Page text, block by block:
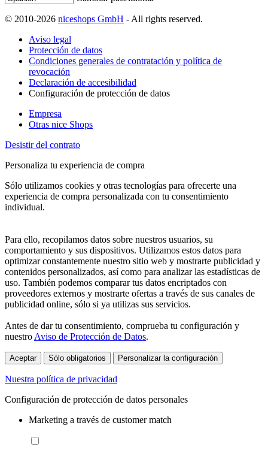
© 2010-2026 niceshops GmbH - All rights reserved.
Aviso legal
Protección de datos
Condiciones generales de contratación y política de
revocación
Declaración de accesibilidad
Configuración de protección de datos
Empresa
Otras nice Shops
Desistir del contrato
Personaliza tu experiencia de compra
Sólo utilizamos cookies y otras tecnologías para ofrecerte una
experiencia de compra personalizada con tu consentimiento
individual.
Para ello, recopilamos datos sobre nuestros usuarios, su
comportamiento y sus dispositivos. Utilizamos estos datos para
optimizar constantemente nuestro sitio web y mostrarte publicidad y
contenidos personalizados, así como para analizar las estadísticas de
uso. También podemos comparar tus datos encriptados con
proveedores externos y mostrarte ofertas a través de sus canales de
publicidad online, sólo si ya utilizas sus servicios.
Antes de dar tu consentimiento, comprueba tu configuración y
nuestro Aviso de Protección de Datos.
Aceptar Sólo obligatorios Personalizar la configuración
Nuestra política de privacidad
Configuración de protección de datos personales
Marketing a través de customer match